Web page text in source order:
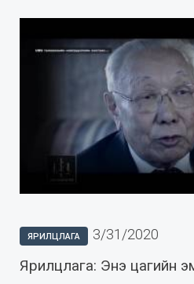
ЯРИЛЦЛАГА 3/31/2020
Ярилцлага: Энэ цагийн